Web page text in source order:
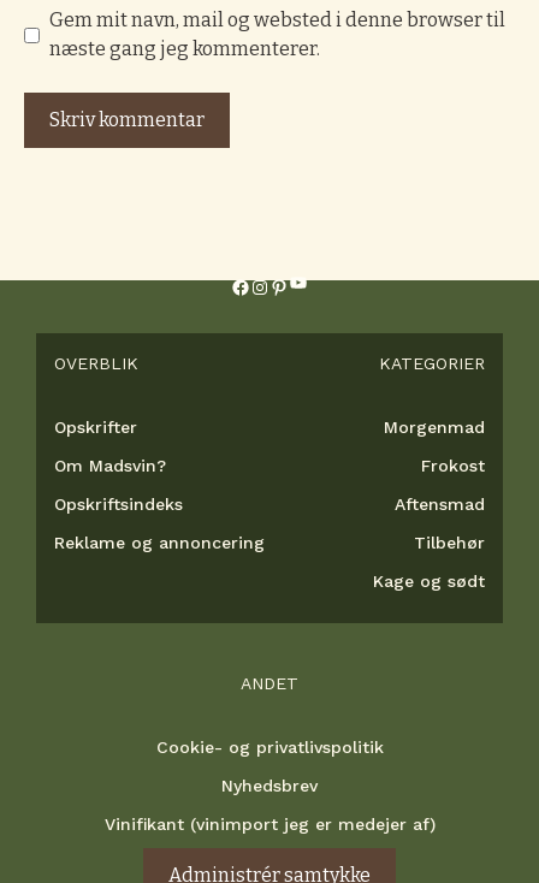
Gem mit navn, mail og websted i denne browser til
næste gang jeg kommenterer.
Facebook
Instagram
Pinterest
YouTube
OVERBLIK
Opskrifter
Om Madsvin?
Opskriftsindeks
Reklame og annoncering
KATEGORIER
Morgenmad
Frokost
Aftensmad
Tilbehør
Kage og sødt
ANDET
Cookie- og privatlivspolitik
Nyhedsbrev
Vinifikant (vinimport jeg er medejer af)
Administrér samtykke